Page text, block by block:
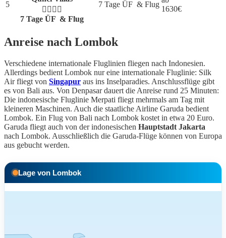
5
7 Tage ÜF & Flug
7 Tage ÜF & Flug
1630€
Anreise nach Lombok
Verschiedene internationale Fluglinien fliegen nach Indonesien.
Allerdings bedient Lombok nur eine internationale Fluglinie: Silk
Air fliegt von Singapur aus ins Inselparadies. Anschlussflüge gibt
es von Bali aus. Von Denpasar dauert die Anreise rund 25 Minuten:
Die indonesische Fluglinie Merpati fliegt mehrmals am Tag mit
kleineren Maschinen. Auch die staatliche Airline Garuda bedient
Lombok. Ein Flug von Bali nach Lombok kostet in etwa 20 Euro.
Garuda fliegt auch von der indonesischen Hauptstadt Jakarta
nach Lombok. Ausschließlich die Garuda-Flüge können von Europa
aus gebucht werden.
Lage von Lombok